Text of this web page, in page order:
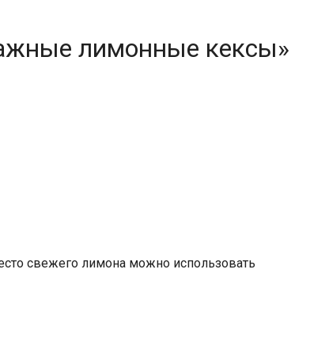
лимонные кексы»
свежего лимона можно использовать